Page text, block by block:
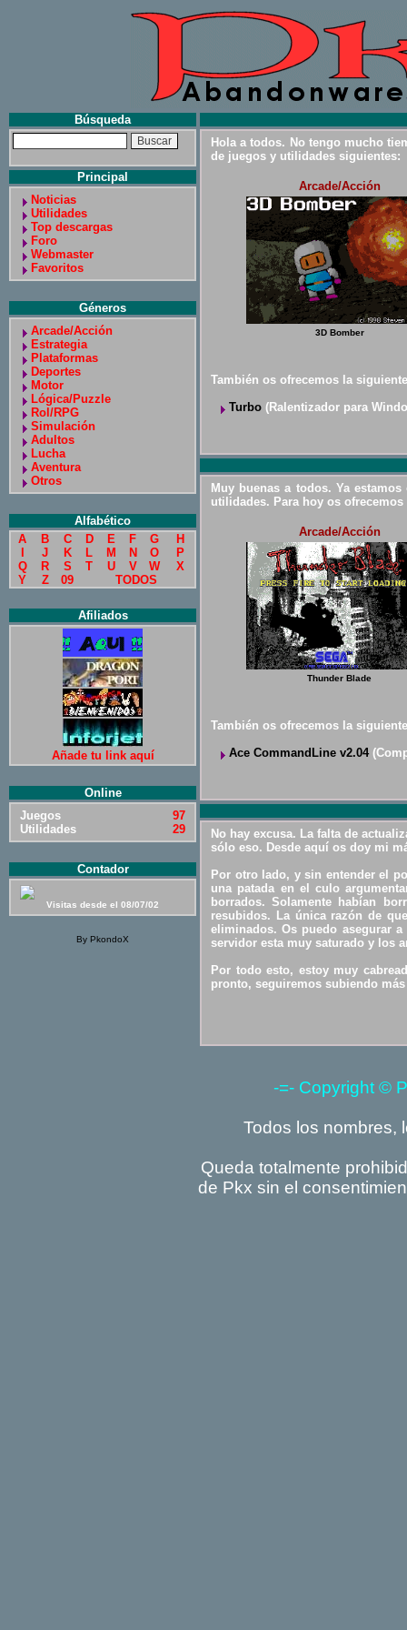
Búsqueda
Principal
Noticias
Utilidades
Top descargas
Foro
Webmaster
Favoritos
Géneros
Arcade/Acción
Estrategia
Plataformas
Deportes
Motor
Lógica/Puzzle
Rol/RPG
Simulación
Adultos
Lucha
Aventura
Otros
Alfabético
A
B C D E F G
H
J K L M N O
P
Q
R S T U V W
X
Y
Z 09 TODOS
Afiliados
Añade tu link aquí
Online
Juegos
97
Utilidades
29
Contador
Visitas desde el 08/07/02
By PkondoX
Hola a todos. No tengo mucho
de juegos y utilidades siguientes:
Arcade/Acción
3D Bomber
También os ofrecemos la
Turbo (Ralentizador para
Muy buenas a todos. Ya
utilidades. Para hoy os
Arcade/Acción
Thunder Blade
También os ofrecemos la
Ace CommandLine v2.04
No hay excusa. La falta de
sólo eso. Desde aquí os doy mi
Por otro lado, y sin entender el
una patada en el culo
borrados. Solamente habían
resubidos. La única razón de
eliminados. Os puedo asegurar
servidor esta muy saturado y los
Por todo esto, estoy muy
pronto, seguiremos subiendo
-=- Copyright ©
Todos los nombres,
Queda totalmente
de Pkx sin el